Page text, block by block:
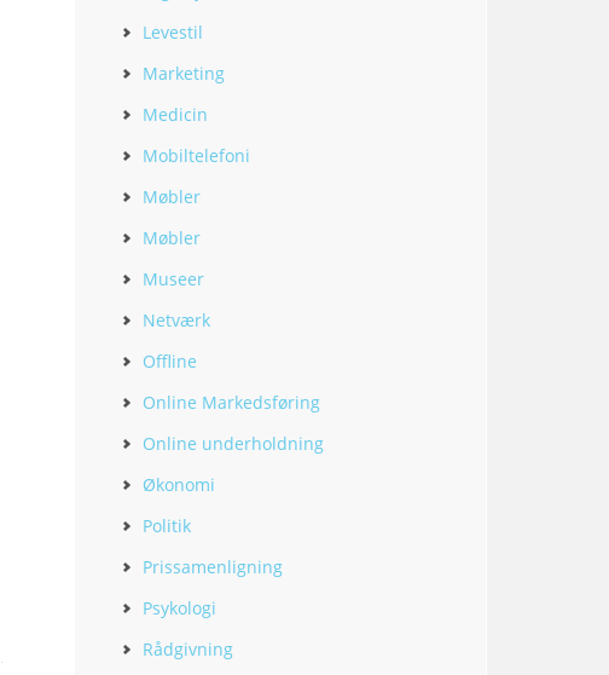
Levestil
Marketing
Medicin
Mobiltelefoni
Møbler
Møbler
Museer
Netværk
Offline
Online Markedsføring
Online underholdning
Økonomi
Politik
Prissamenligning
Psykologi
Rådgivning